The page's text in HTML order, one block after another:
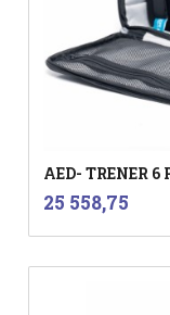
AED- TRENER
Pris
25 558,75